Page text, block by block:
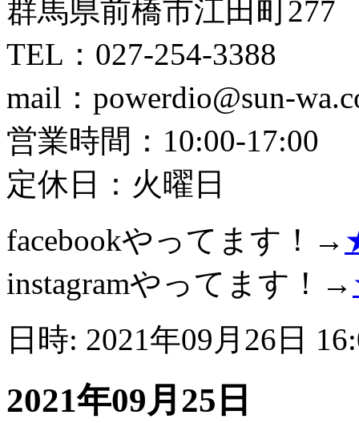
群馬県前橋市江田町277
TEL：027-254-3388
mail：powerdio@sun-
営業時間：10:00-17:00
定休日：火曜日
facebookやってます！→
instagramやってます！→
日時: 2021年09月26日
2021年09月25日